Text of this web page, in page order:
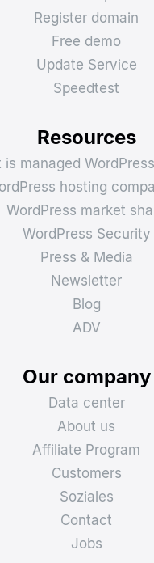
Register domain
Free demo
Update Service
Speedtest
Resources
is managed
hosting
WordPress market
WordPress Security
Press & Media
Newsletter
Blog
ADV
Our company
Data center
About us
Affiliate Program
Customers
Soziales
Contact
Jobs